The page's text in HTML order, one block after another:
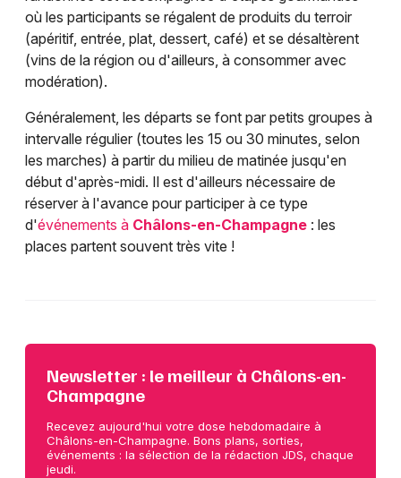
où les participants se régalent de produits du terroir
(apéritif, entrée, plat, dessert, café) et se désaltèrent
(vins de la région ou d'ailleurs, à consommer avec
modération).
Généralement, les départs se font par petits groupes à
intervalle régulier (toutes les 15 ou 30 minutes, selon
les marches) à partir du milieu de matinée jusqu'en
début d'après-midi. Il est d'ailleurs nécessaire de
réserver à l'avance pour participer à ce type
d'événements à Châlons-en-Champagne : les
places partent souvent très vite !
Newsletter : le meilleur à Châlons-en-
Champagne
Recevez aujourd'hui votre dose hebdomadaire à
Châlons-en-Champagne. Bons plans, sorties,
événements : la sélection de la rédaction JDS, chaque
jeudi.